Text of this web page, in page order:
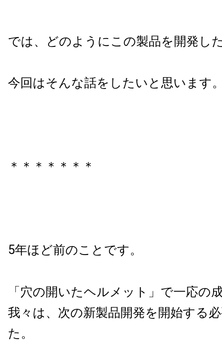
では、どのようにこの製品を開発し
今回はそんな話をしたいと思います
＊＊＊＊＊＊＊
5年ほど前のことです。
「穴の開いたヘルメット」で一応の
我々は、次の新製品開発を開始する
た。